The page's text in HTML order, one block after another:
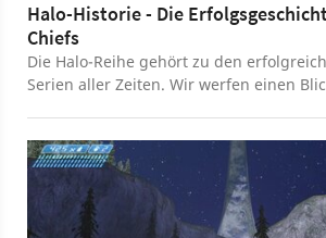
Halo-Historie - Die
Chiefs
Die Halo-Reihe gehört zu den
Serien aller Zeiten. Wir werfen einen